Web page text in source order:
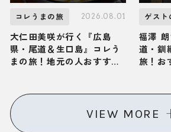
コレうまの旅 2026.08.01
大仁田美咲が行く『広島
県・尾道＆生口島』コレう
まの旅！地元の人おすすめ
ゲスト
福澤
道・釧
旅！お
VIEW MORE